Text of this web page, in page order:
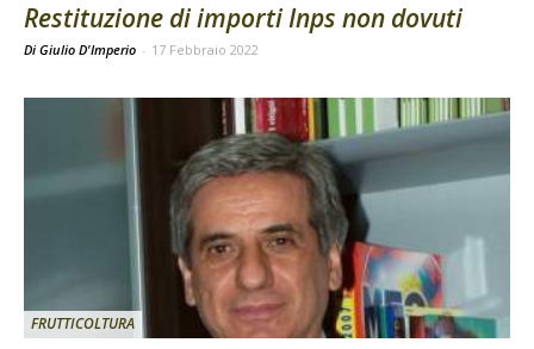
Restituzione di importi Inps non dovuti
Di Giulio D'Imperio - 17 Febbraio 2022
FRUTTICOLTURA